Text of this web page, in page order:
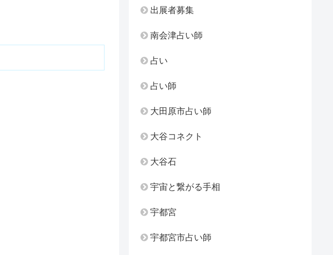
出展者募集
南会津占い師
占い
占い師
大田原市占い師
大谷コネクト
大谷石
宇宙と繋がる手相
宇都宮
宇都宮市占い師